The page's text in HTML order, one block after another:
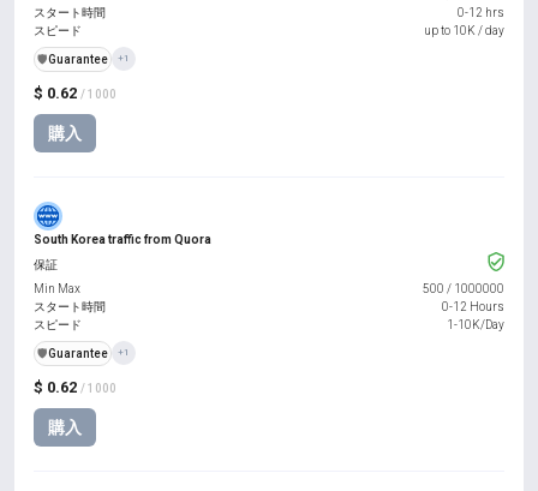
$ 0.62 / 1000
購入
スタート時間
0-12 hrs
スピード
up to 10K / day
️🛡️Guarantee +1
South Korea traffic from Quora
$ 0.62 / 1000
購入
保証
Min Max
500 / 1000000
スタート時間
0-12 Hours
スピード
1-10K/Day
️🛡️Guarantee +1